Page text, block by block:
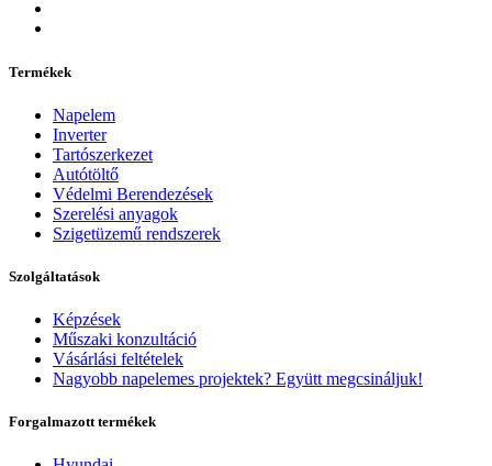
Termékek
Napelem
Inverter
Tartószerkezet
Autótöltő
Védelmi Berendezések
Szerelési anyagok
Szigetüzemű rendszerek
Szolgáltatások
Képzések
Műszaki konzultáció
Vásárlási feltételek
Nagyobb napelemes projektek? Együtt megcsináljuk!
Forgalmazott termékek